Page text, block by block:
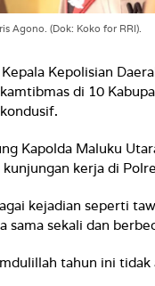
Agono. (Dok: Koko for RRI).
Kepolisian
di 10
Kapolda Maluku
kerja di
kejadian seperti
sama sekali dan
tahun ini tidak